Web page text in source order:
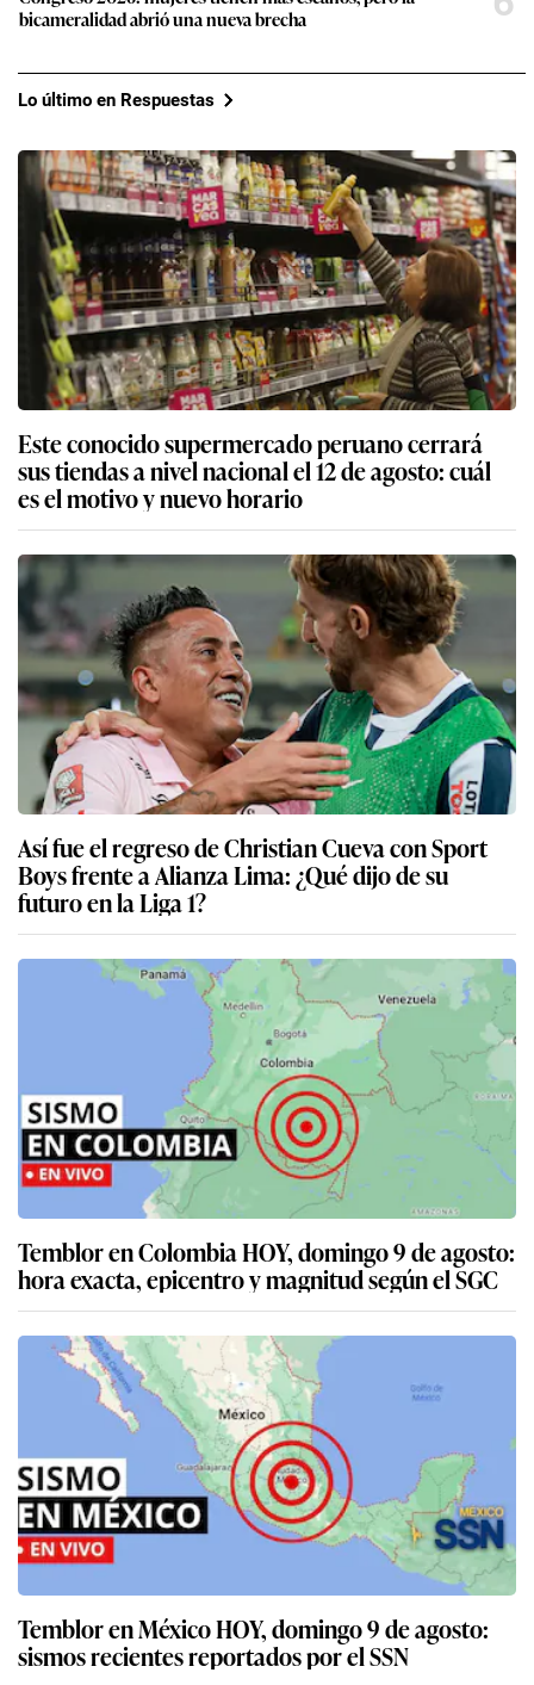
bicameralidad abrió una nueva brecha
Lo último en Respuestas
Este conocido supermercado peruano cerrará
sus tiendas a nivel nacional el 12 de agosto: cuál
es el motivo y nuevo horario
Así fue el regreso de Christian Cueva con Sport
Boys frente a Alianza Lima: ¿Qué dijo de su
futuro en la Liga 1?
Temblor en Colombia HOY, domingo 9 de agosto:
hora exacta, epicentro y magnitud según el SGC
Temblor en México HOY, domingo 9 de agosto:
sismos recientes reportados por el SSN